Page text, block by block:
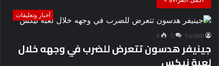
أخبار وتعليقات
haideb
0
4
جينيفر هدسون تتعرض للضرب في وجهه خلال
لعبة نيكس